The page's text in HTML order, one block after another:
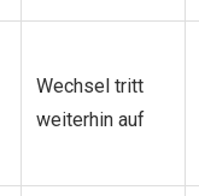
Wechsel tritt
weiterhin auf